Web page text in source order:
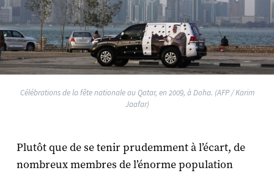
Célébrations de la fête nationale au Qatar, en 2009, à Doha. (AFP / Karim
Jaafar)
Plutôt que de se tenir prudemment à l’écart, de
nombreux membres de l’énorme population